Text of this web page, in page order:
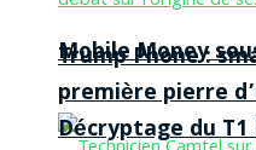
Mobile Money
Trump Phone :
première pierre
Décryptage du T1